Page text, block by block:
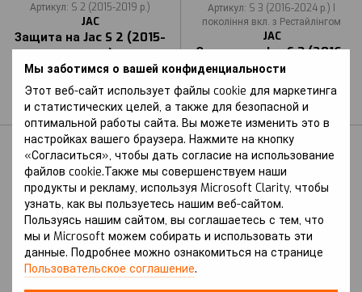
Мы заботимся о вашей конфиденциальности
Этот веб-сайт использует файлы cookie для маркетинга
и статистических целей, а также для безопасной и
оптимальной работы сайта. Вы можете изменить это в
настройках вашего браузера. Нажмите на кнопку
«Согласиться», чтобы дать согласие на использование
файлов cookie.Также мы совершенствуем наши
продукты и рекламу, используя Microsoft Clarity, чтобы
узнать, как вы пользуетесь нашим веб-сайтом.
Пользуясь нашим сайтом, вы соглашаетесь с тем, что
мы и Microsoft можем собирать и использовать эти
данные. Подробнее можно ознакомиться на странице
Пользовательское соглашение.
Артикул: S 2 (2015-2019 р.)
JAC
Защита на Jac S 2 (2015-
2019 г.)
В наличии
Артикул: S 3 (2016-2024 р.) I
покоління вкл. з Рестайлінгом
JAC
Защита на Jac S 3 (2016-
2024 г.) I поколение вкл.
с Рестайлингом
В наличии
Артикул: S 3 (2020-2024 р.) II
покоління